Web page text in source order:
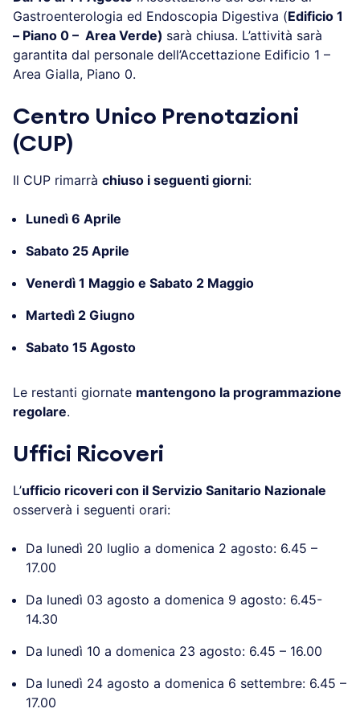
Gastroenterologia ed Endoscopia Digestiva (Edificio 1
– Piano 0 – Area Verde) sarà chiusa. L’attività sarà
garantita dal personale dell’Accettazione Edificio 1 –
Area Gialla, Piano 0.
Centro Unico Prenotazioni
(CUP)
Il CUP rimarrà chiuso i seguenti giorni:
Lunedì 6 Aprile
Sabato 25 Aprile
Venerdì 1 Maggio e Sabato 2 Maggio
Martedì 2 Giugno
Sabato 15 Agosto
Le restanti giornate mantengono la programmazione
regolare.
Uffici Ricoveri
L’ufficio ricoveri con il Servizio Sanitario Nazionale
osserverà i seguenti orari:
Da lunedì 20 luglio a domenica 2 agosto: 6.45 –
17.00
Da lunedì 03 agosto a domenica 9 agosto: 6.45-
14.30
Da lunedì 10 a domenica 23 agosto: 6.45 – 16.00
Da lunedì 24 agosto a domenica 6 settembre: 6.45 –
17.00